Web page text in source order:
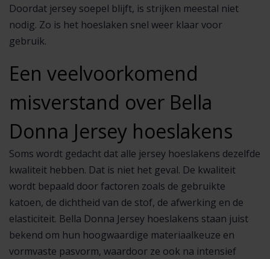
Doordat jersey soepel blijft, is strijken meestal niet
nodig. Zo is het hoeslaken snel weer klaar voor
gebruik.
Een veelvoorkomend
misverstand over Bella
Donna Jersey hoeslakens
Soms wordt gedacht dat alle jersey hoeslakens dezelfde
kwaliteit hebben. Dat is niet het geval. De kwaliteit
wordt bepaald door factoren zoals de gebruikte
katoen, de dichtheid van de stof, de afwerking en de
elasticiteit. Bella Donna Jersey hoeslakens staan juist
bekend om hun hoogwaardige materiaalkeuze en
vormvaste pasvorm, waardoor ze ook na intensief